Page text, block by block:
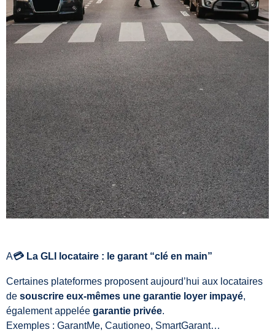
A💳 La GLI locataire : le garant “clé en main”
Certaines plateformes proposent aujourd’hui aux locataires
de souscrire eux-mêmes une garantie loyer impayé
également appelée garantie privée
Exemples : GarantMe, Cautioneo, SmartGarant…